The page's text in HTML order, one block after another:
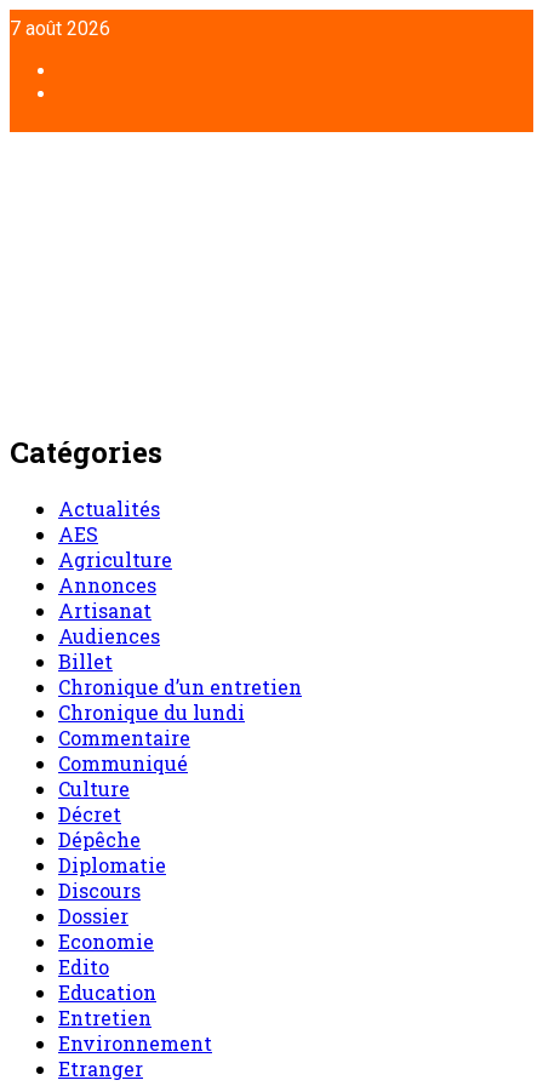
Aller
au
contenu
7 août 2026
Catégories
Actualités
AES
Agriculture
Annonces
Artisanat
Audiences
Billet
Chronique d’un entretien
Chronique du lundi
Commentaire
Communiqué
Culture
Décret
Dépêche
Diplomatie
Discours
Dossier
Economie
Edito
Education
Entretien
Environnement
Etranger